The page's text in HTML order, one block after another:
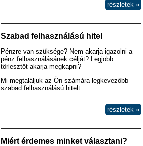
részletek »
Szabad felhasználású hitel
Pénzre van szüksége? Nem akarja igazolni a
pénz felhasználásánek célját? Legjobb
törlesztőt akarja megkapni?
Mi megtaláljuk az Ön számára legkevezőbb
szabad felhasználású hitelt.
részletek »
Miért érdemes minket választani?